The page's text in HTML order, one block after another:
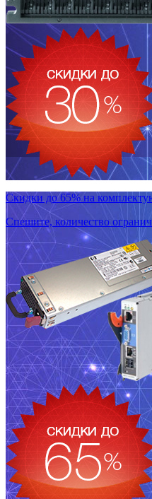
Скидки до 65% на
Спешите, количество